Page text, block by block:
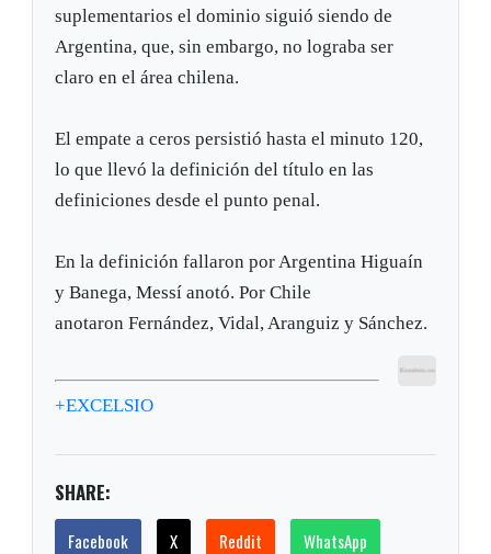
suplementarios el dominio siguió siendo de
Argentina, que, sin embargo, no lograba ser
claro en el área chilena.
El empate a ceros persistió hasta el minuto 120,
lo que llevó la definición del título en las
definiciones desde el punto penal.
En la definición fallaron por Argentina Higuaín
y Banega, Messí anotó. Por Chile
anotaron Fernández, Vidal, Aranguiz y Sánchez.
+EXCELSIO
SHARE:
Facebook X Reddit WhatsApp